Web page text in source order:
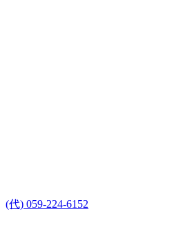
(代) 059-224-6152